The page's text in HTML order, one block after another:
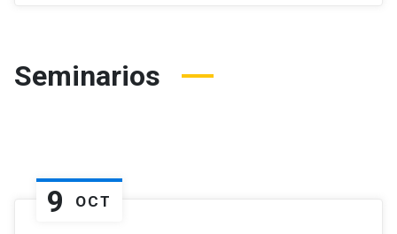
Seminarios
9 OCT